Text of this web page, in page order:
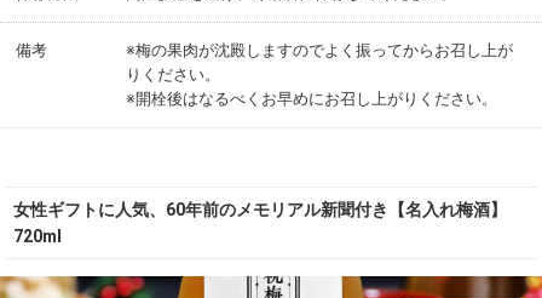
備考
※梅の果肉が沈殿しますのでよく振ってからお召し上が
りください。
※開栓後はなるべくお早めにお召し上がりください。
女性ギフトに人気、60年前のメモリアル新聞付き【名入れ梅酒】
720ml